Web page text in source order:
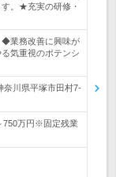
。★充実の研修・
◆業務改善に興味が
気重視のポテンシ
奈川県平塚市田村7-
750万円※固定残業